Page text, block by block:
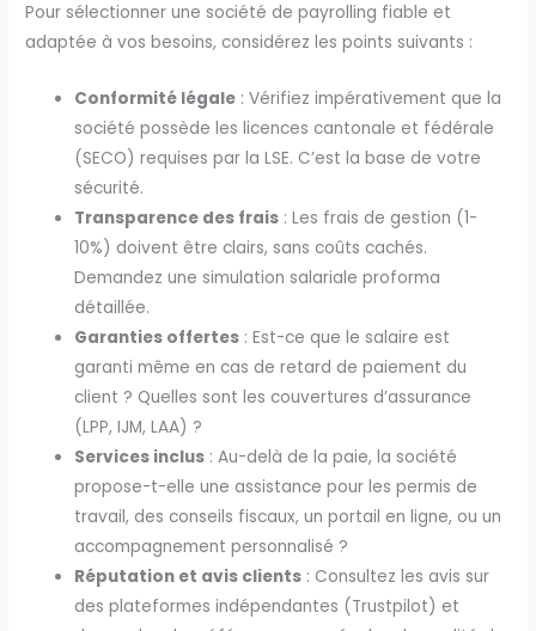
Pour sélectionner une société de payrolling fiable et
adaptée à vos besoins, considérez les points suivants :
Conformité légale : Vérifiez impérativement que la
société possède les licences cantonale et fédérale
(SECO) requises par la LSE. C’est la base de votre
sécurité.
Transparence des frais : Les frais de gestion (1-
10%) doivent être clairs, sans coûts cachés.
Demandez une simulation salariale proforma
détaillée.
Garanties offertes : Est-ce que le salaire est
garanti même en cas de retard de paiement du
client ? Quelles sont les couvertures d’assurance
(LPP, IJM, LAA) ?
Services inclus : Au-delà de la paie, la société
propose-t-elle une assistance pour les permis de
travail, des conseils fiscaux, un portail en ligne, ou un
accompagnement personnalisé ?
Réputation et avis clients : Consultez les avis sur
des plateformes indépendantes (Trustpilot) et